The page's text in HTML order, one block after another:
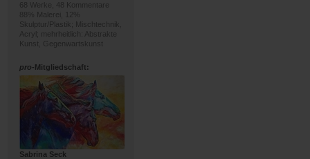
68 Werke, 48 Kommentare
88% Malerei, 12%
Skulptur/Plastik; Mischtechnik,
Acryl; mehrheitlich: Abstrakte
Kunst, Gegenwartskunst
pro-Mitgliedschaft:
Sabrina Seck